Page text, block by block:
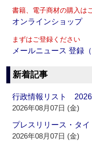
書籍、電子商材の購入は
オンラインショップ
まずはご登録ください
メールニュース 登録（
新着記事
行政情報リスト
2026年08月07日 (金)
プレスリリース・タ
2026年08月07日 (金)